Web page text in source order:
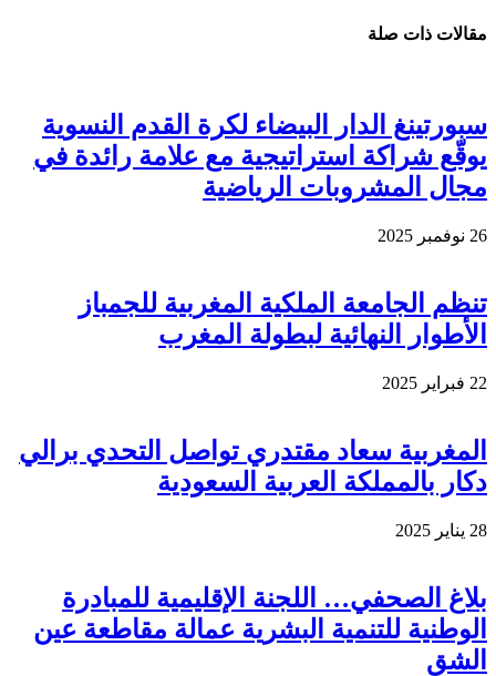
مقالات ذات صلة
سبورتينغ الدار البيضاء لكرة القدم النسوية
يوقّع شراكة استراتيجية مع علامة رائدة في
مجال المشروبات الرياضية
26 نوفمبر 2025
تنظم الجامعة الملكية المغربية للجمباز
الأطوار النهائية لبطولة المغرب
22 فبراير 2025
المغربية سعاد مقتدري تواصل التحدي برالي
دكار بالمملكة العربية السعودية
28 يناير 2025
بلاغ الصحفي… اللجنة الإقليمية للمبادرة
الوطنية للتنمية البشرية عمالة مقاطعة عين
الشق